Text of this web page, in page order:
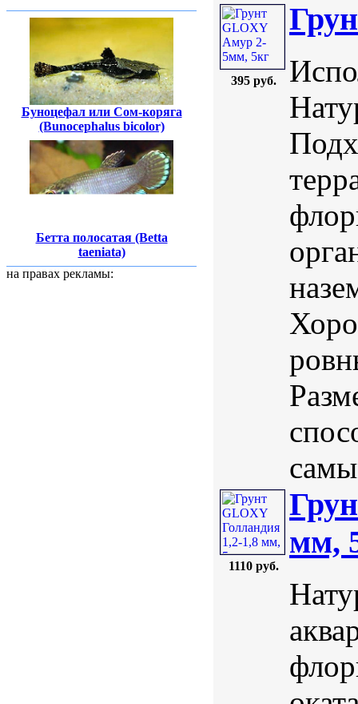
Буноцефал или Сом-коряга
(Bunocephalus bicolor)
Бетта полосатая (Betta
taeniata)
на правах рекламы:
395 руб.
1110 руб.
мм,